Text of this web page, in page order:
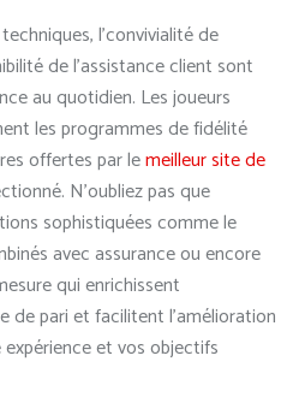
l’convivialité de
de l’assistance client sont
au quotidien. Les joueurs
les programmes de fidélité
offertes par lemeilleur site de
N’oubliez pas que
sophistiquées comme le
avec assurance ou encore
qui enrichissent
de pari et facilitent l’amélioration
et vos objectifs